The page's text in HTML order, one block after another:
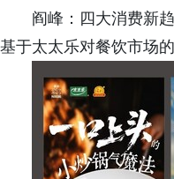
阎峰：四大消费新
基于太太乐对餐饮市场